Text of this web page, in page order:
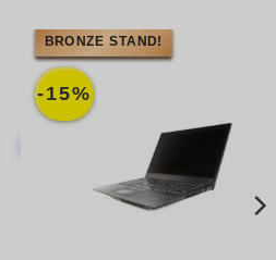
-15%
BRONZE STAND!